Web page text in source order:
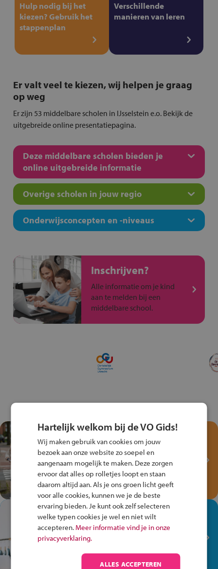
Hulp nodig bij het
kiezen? Gebruik het
stappenplan
Verschillende
manieren van leren
Er valt veel te kiezen, wij helpen je graag
op weg
Er zijn 53 middelbare scholen in IJsselstein e.o. Bekijk de
uitgebreide online presentatiepagina.
Deze middelbare scholen bieden je
online uitgebreide informatie
Overige scholen in jouw regio
Onderwijsconcepten en -niveaus
Inschrijven?
Alle informatie om je kind
aan te melden bij een
middelbare school.
Test je kennis met het
Fiets Veilig
Verkeersspel!
Speel het Fiets Veilig Verkeersspel
en win een Cortina-fiets!
In de winkel ben je op je
plek!
Ontdek via het vmbo jouw talent
op de winkelvloer, waar elke dag
anders is!
Hartelijk welkom bij de VO Gids!
Wij maken gebruik van cookies om jouw
bezoek aan onze website zo soepel en
aangenaam mogelijk te maken. Deze zorgen
ervoor dat alles op rolletjes loopt en staan
daarom altijd aan. Als je ons groen licht geeft
voor alle cookies, kunnen we je de beste
ervaring bieden. Je kunt ook zelf selecteren
welke typen cookies je wel en niet wilt
accepteren. Meer informatie vind je in onze
privacyverklaring.
ALLES ACCEPTEREN